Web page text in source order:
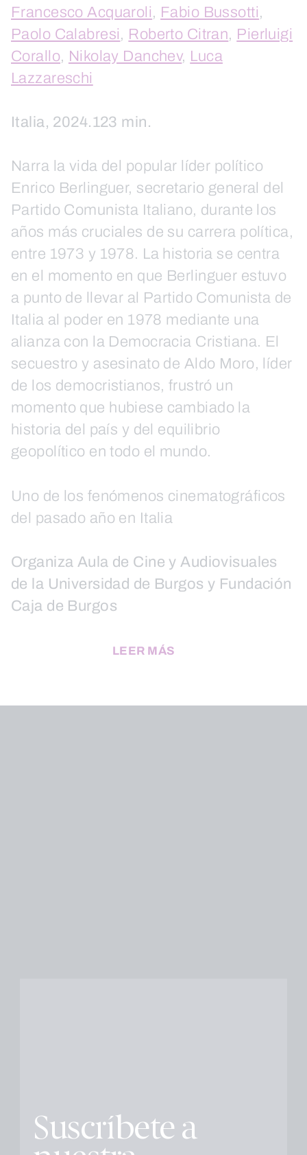
Francesco Acquaroli, Fabio Bussotti,
Paolo Calabresi, Roberto Citran, Pierluigi
Corallo, Nikolay Danchev, Luca
Lazzareschi
Italia, 2024.123 min.
Narra la vida del popular líder político
Enrico Berlinguer, secretario general del
Partido Comunista Italiano, durante los
años más cruciales de su carrera política,
entre 1973 y 1978. La historia se centra
en el momento en que Berlinguer estuvo
a punto de llevar al Partido Comunista de
Italia al poder en 1978 mediante una
alianza con la Democracia Cristiana. El
secuestro y asesinato de Aldo Moro, líder
de los democristianos, frustró un
momento que hubiese cambiado la
historia del país y del equilibrio
geopolítico en todo el mundo.
Uno de los fenómenos cinematográficos
del pasado año en Italia
Organiza Aula de Cine y Audiovisuales
de la Universidad de Burgos y Fundación
Caja de Burgos
LEER MÁS
Suscríbete a